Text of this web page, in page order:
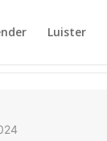
Luister